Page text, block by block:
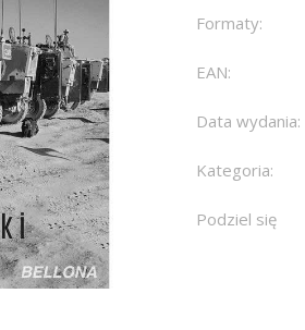
Formaty:
EAN:
Data wydania:
Kategoria:
Podziel się